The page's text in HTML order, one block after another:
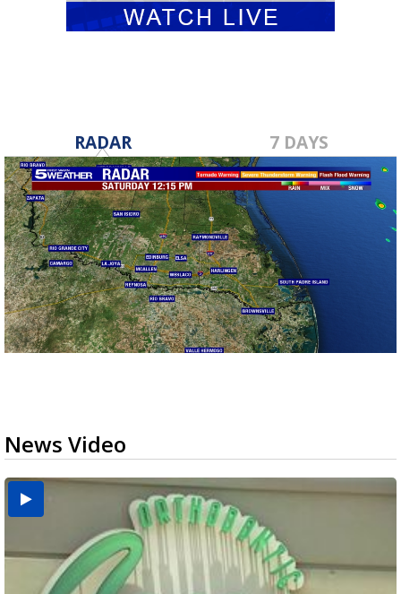
RADAR 7 DAYS
News Video